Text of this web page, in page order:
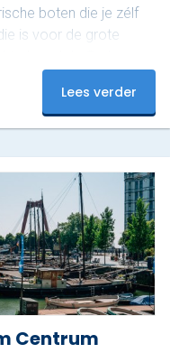
boten die je zélf
is voor de grote
Ontdek het
Haven is een van
Lees verder
Centrum